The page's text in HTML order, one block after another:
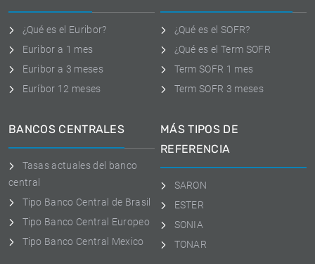
¿Qué es el Euribor?
Euribor a 1 mes
Euribor a 3 meses
Euríbor 12 meses
¿Qué es el SOFR?
¿Qué es el Term SOFR
Term SOFR 1 mes
Term SOFR 3 meses
BANCOS CENTRALES
Tasas actuales del banco
central
Tipo Banco Central de Brasil
Tipo Banco Central Europeo
Tipo Banco Central Mexico
MÁS TIPOS DE
REFERENCIA
SARON
ESTER
SONIA
TONAR